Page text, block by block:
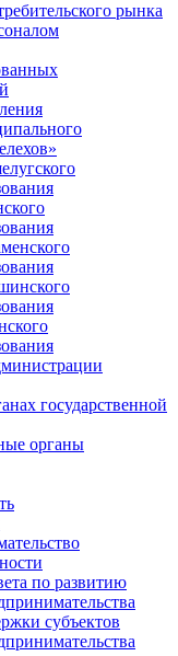
рынка
государственной
органы
по развитию
субъектов